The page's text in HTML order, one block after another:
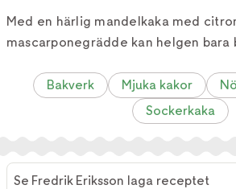
Med en härlig mandelkaka med
mascarponegrädde kan helgen bara
Bakverk Mjuka kakor
Sockerkaka
Se Fredrik Eriksson laga receptet